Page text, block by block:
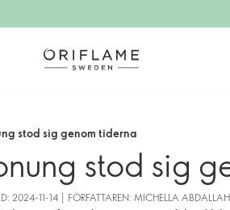
stod sig genom tiderna
stod sig
2024-11-14 | FÖRFATTAREN: MICHELLA ABDALLAH